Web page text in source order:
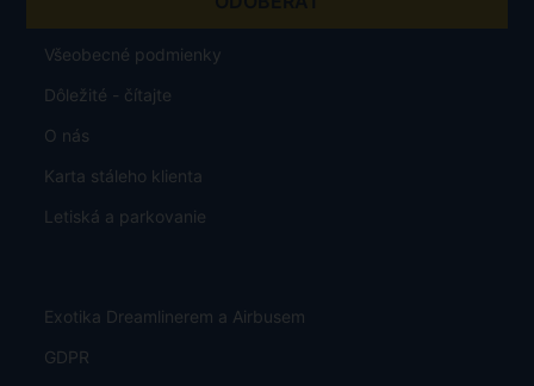
Všeobecné podmienky
Dôležité - čítajte
O nás
Karta stáleho klienta
Letiská a parkovanie
Exotika Dreamlinerem a Airbusem
GDPR